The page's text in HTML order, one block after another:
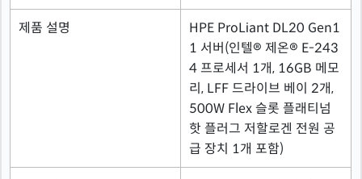
제품 설명
HPE ProLiant DL20 Gen1
1 서버(인텔® 제온® E-243
4 프로세서 1개, 16GB 메모
리, LFF 드라이브 베이 2개,
500W Flex 슬롯 플래티넘
핫 플러그 저할로겐 전원 공
급 장치 1개 포함)